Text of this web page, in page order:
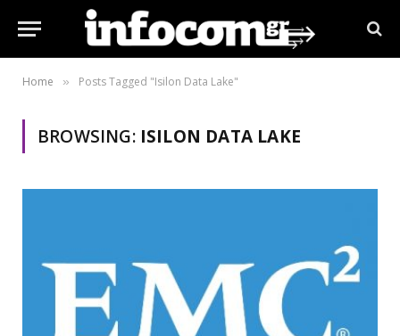
Home » Posts Tagged "Isilon Data Lake"
BROWSING: ISILON DATA LAKE